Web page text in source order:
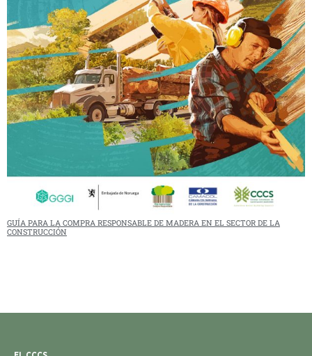
GUÍA PARA LA COMPRA RESPONSABLE DE MADERA EN EL SECTOR DE LA
CONSTRUCCIÓN